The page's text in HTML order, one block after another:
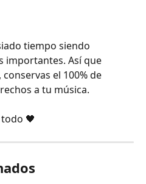
tiempo siendo
importantes. Así que
el 100% de
a tu música.
🖤